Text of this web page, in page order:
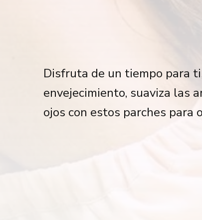
Disfruta de un tiempo para
envejecimiento, suaviza las
ojos con estos parches para